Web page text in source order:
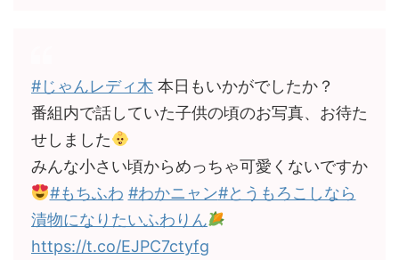
#じゃんレディ木 本日もいかがでしたか？
番組内で話していた子供の頃のお写真、お待た
せしました
みんな小さい頃からめっちゃ可愛くないですか
#もちふわ #わかニャン#とうもろこしなら
漬物になりたいふわりん
https://t.co/EJPC7ctyfg